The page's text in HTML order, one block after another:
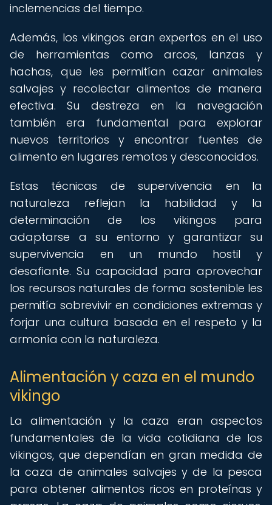
inclemencias del tiempo.
Además, los vikingos eran expertos en el uso
de herramientas como arcos, lanzas y
hachas, que les permitían cazar animales
salvajes y recolectar alimentos de manera
efectiva. Su destreza en la navegación
también era fundamental para explorar
nuevos territorios y encontrar fuentes de
alimento en lugares remotos y desconocidos.
Estas técnicas de supervivencia en la
naturaleza reflejan la habilidad y la
determinación de los vikingos para
adaptarse a su entorno y garantizar su
supervivencia en un mundo hostil y
desafiante. Su capacidad para aprovechar
los recursos naturales de forma sostenible les
permitía sobrevivir en condiciones extremas y
forjar una cultura basada en el respeto y la
armonía con la naturaleza.
Alimentación y caza en el mundo
vikingo
La alimentación y la caza eran aspectos
fundamentales de la vida cotidiana de los
vikingos, que dependían en gran medida de
la caza de animales salvajes y de la pesca
para obtener alimentos ricos en proteínas y